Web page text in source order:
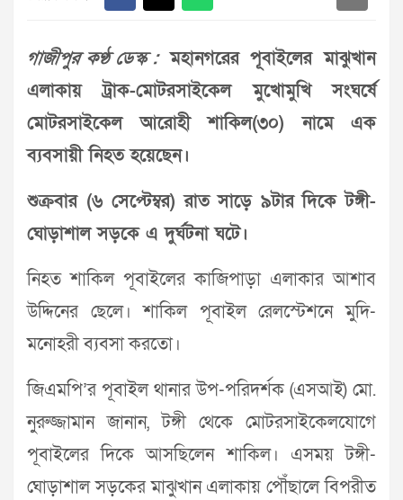
গাজীপুর কণ্ঠ ডেস্ক :মহানগরের পূবাইলের মাঝুখান
এলাকায় ট্রা‌ক-মোটরসাই‌কেল মু‌খোমু‌খি সংঘ‌র্ষে
মোটরসাই‌কেল আ‌রোহী শা‌কিল(৩০) নামে এক
ব্যবসায়ী নিহত হ‌য়েছেন।
শুক্রবার (৬ সে‌প্টেম্বর) রাত সা‌ড়ে ৯টার দি‌কে টঙ্গী-
ঘোড়াশাল সড়‌কে এ দুর্ঘটনা ঘ‌টে।
নিহত শা‌কিল পূবাইলের কা‌জিপাড়া এলাকার আশাব
উ‌দ্দি‌নের ছে‌লে। শাকিল পূবাইল রেলস্টেশনে মুদি-
মনোহরী ব্যবসা করতো।
জিএমপি’র পূবাইল থানার উপ-প‌রিদর্শক (এসআই) মো.
নুরুজ্জামান জানান, টঙ্গী থে‌কে মোটরসাই‌কেলযো‌গে
পূবাই‌লের দি‌কে আস‌ছিলেন শা‌কিল। এসময় টঙ্গী-
ঘোড়াশাল সড়‌কের মাঝুখান এলাকায় পৌঁছা‌লে বিপ‌রীত